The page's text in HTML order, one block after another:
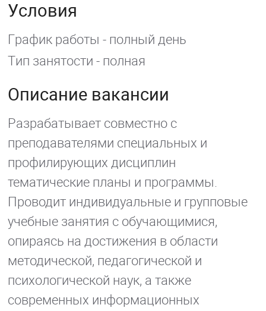
Условия
График работы - полный день
Тип занятости - полная
Описание вакансии
Разрабатывает совместно с
преподавателями специальных и
профилирующих дисциплин
тематические планы и программы.
Проводит индивидуальные и групповые
учебные занятия с обучающимися,
опираясь на достижения в области
методической, педагогической и
психологической наук, а также
современных информационных